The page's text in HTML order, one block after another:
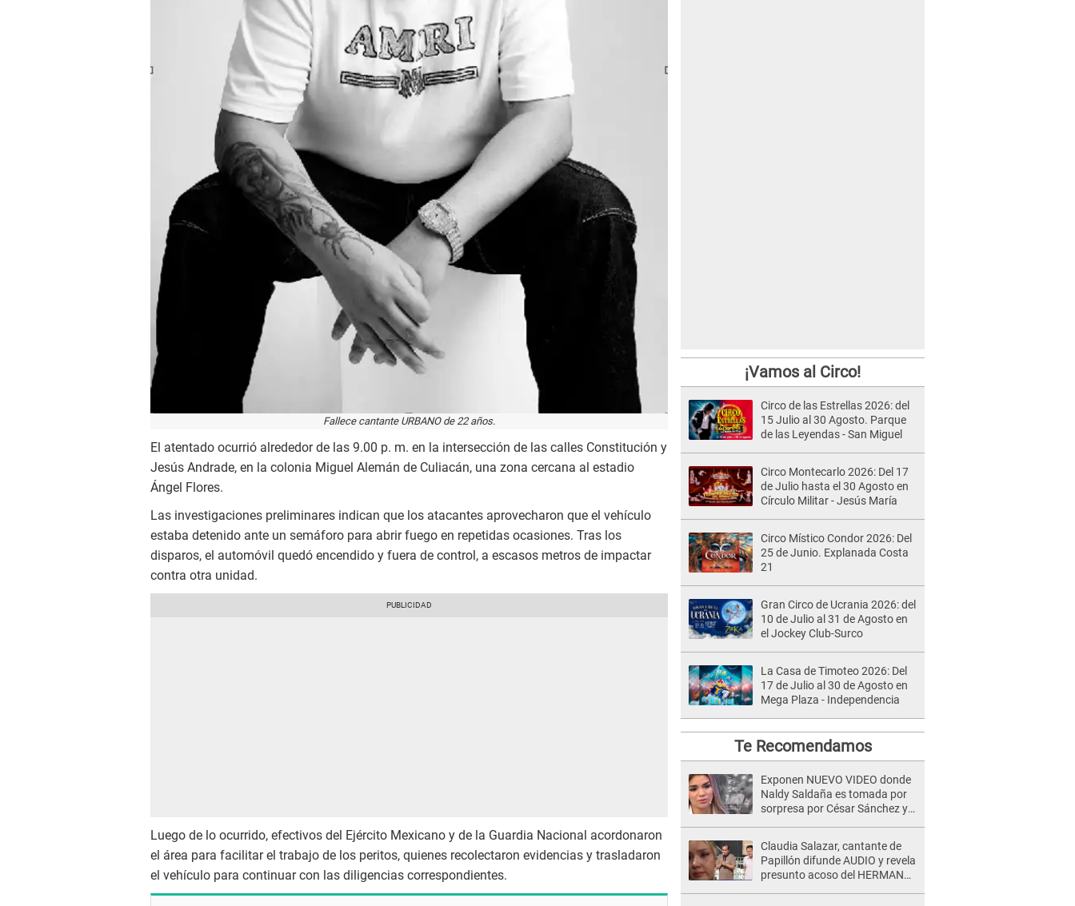
Fallece cantante URBANO de 22 años.
El atentado ocurrió alrededor de las 9.00 p. m. en la intersección de las calles Constitución y
Jesús Andrade, en la colonia Miguel Alemán de Culiacán, una zona cercana al estadio
Ángel Flores.
Las investigaciones preliminares indican que los atacantes aprovecharon que el vehículo
estaba detenido ante un semáforo para abrir fuego en repetidas ocasiones. Tras los
disparos, el automóvil quedó encendido y fuera de control, a escasos metros de impactar
contra otra unidad.
Luego de lo ocurrido, efectivos del Ejército Mexicano y de la Guardia Nacional acordonaron
el área para facilitar el trabajo de los peritos, quienes recolectaron evidencias y trasladaron
el vehículo para continuar con las diligencias correspondientes.
¡Vamos al Circo!
Circo de las Estrellas 2026: del
15 Julio al 30 Agosto. Parque
de las Leyendas - San Miguel
Circo Montecarlo 2026: Del 17
de Julio hasta el 30 Agosto en
Círculo Militar - Jesús María
Circo Místico Condor 2026: Del
25 de Junio. Explanada Costa
21
Gran Circo de Ucrania 2026: del
10 de Julio al 31 de Agosto en
el Jockey Club-Surco
La Casa de Timoteo 2026: Del
17 de Julio al 30 de Agosto en
Mega Plaza - Independencia
Te Recomendamos
Exponen NUEVO VIDEO donde
Naldy Saldaña es tomada por
sorpresa por César Sánchez y
Claudia Salazar, cantante de
Papillón difunde AUDIO y revela
presunto acoso del HERMANO